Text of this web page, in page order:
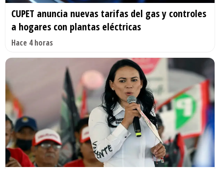
CUPET anuncia nuevas tarifas del gas y controles
a hogares con plantas eléctricas
Hace 4 horas